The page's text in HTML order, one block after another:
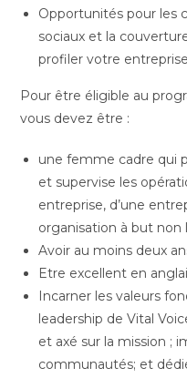
Opportunités pour les
sociaux et la
profiler votre
Pour être éligible au
vous devez être :
une femme cadre qui
et supervise les
entreprise, d’une
organisation à but non
Avoir au moins deux
Etre excellent en
Incarner les valeurs
leadership de Vital
et axé sur la mission ;
communautés; et